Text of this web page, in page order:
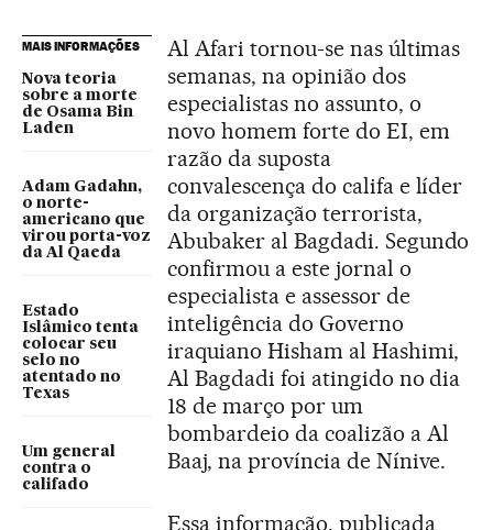
MAIS INFORMAÇÕES
Nova teoria
sobre a morte
de Osama Bin
Laden
Adam Gadahn,
o norte-
americano que
virou porta-voz
da Al Qaeda
Estado
Islâmico tenta
colocar seu
selo no
atentado no
Texas
Um general
contra o
califado
Al Afari tornou-se nas últimas
semanas, na opinião dos
especialistas no assunto, o
novo homem forte do EI, em
razão da suposta
convalescença do califa e líder
da organização terrorista,
Abubaker al Bagdadi. Segundo
confirmou a este jornal o
especialista e assessor de
inteligência do Governo
iraquiano Hisham al Hashimi,
Al Bagdadi foi atingido no dia
18 de março por um
bombardeio da coalizão a Al
Baaj, na província de Nínive.
Essa informação, publicada